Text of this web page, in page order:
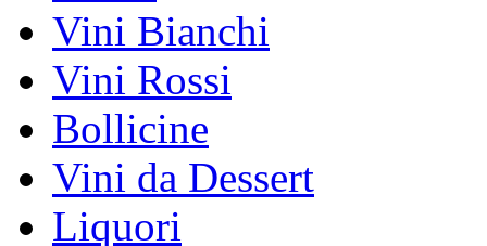
Vini Bianchi
Vini Rossi
Bollicine
Vini da Dessert
Liquori